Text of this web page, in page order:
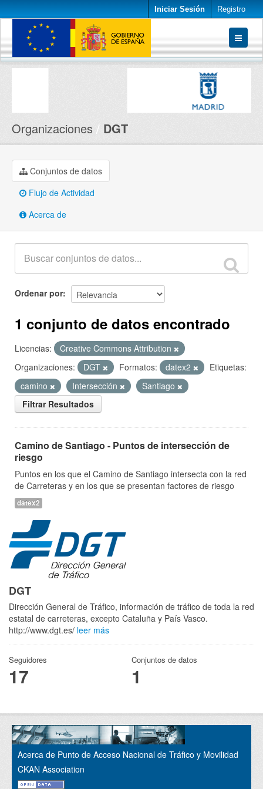
Iniciar Sesión Registro
Conjuntos de datos
Organizaciones DGT
Conjuntos de datos
Flujo de Actividad
Acerca de
Ordenar por
1 conjunto de datos encontrado
Licencias:
Creative Commons Attribution
Organizaciones:
DGT Formatos: datex2
Etiquetas:
camino
Intersección
Santiago
Filtrar Resultados
Camino de Santiago - Puntos de intersección de
riesgo
Puntos en los que el Camino de Santiago intersecta con la red
de Carreteras y en los que se presentan factores de riesgo
datex2
DGT
Dirección General de Tráfico, información de tráfico de toda la red
estatal de carreteras, excepto Cataluña y País Vasco.
http://www.dgt.es/ leer más
Seguidores
17
Conjuntos de datos
1
Acerca de Punto de Acceso Nacional de Tráfico y Movilidad
CKAN Association